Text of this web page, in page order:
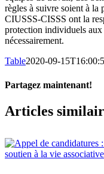
règles à suivre soient à la
CIUSSS-CISSS ont la
protection individuels
nécessairement.
Table2020-09-
Partagez maintenant!
Facebook
X
Email
Articles